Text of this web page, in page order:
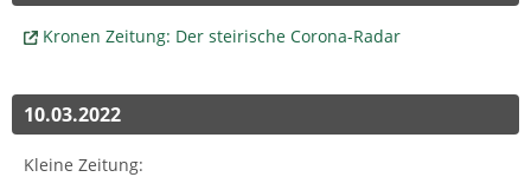
Kronen Zeitung: Der steirische Corona-Radar
10.03.2022
Kleine Zeitung: